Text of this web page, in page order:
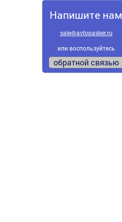
Напишите нам
sale@avtopasker.ru
или воспользуйтесь
обратной связью